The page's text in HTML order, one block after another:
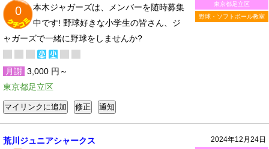
東京都足立区
野球・ソフトボール教室
0
本木ジャガーズは、メンバーを随時募集
中です! 野球好きな小学生の皆さん、ジ
ャガーズで一緒に野球をしませんか?
月謝 3,000 円～
東京都足立区
2024年12月24日
荒川ジュニアシャークス